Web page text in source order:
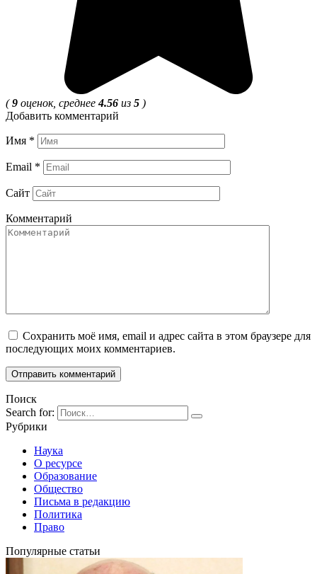
(9 оценок, среднее4.56 из 5 )
Добавить комментарий
Имя *
Email *
Сайт
Комментарий
Сохранить моё имя, email и адрес сайта в этом браузере для
последующих моих комментариев.
Поиск
Search for:
Рубрики
Наука
О ресурсе
Образование
Общество
Письма в редакцию
Политика
Право
Популярные статьи